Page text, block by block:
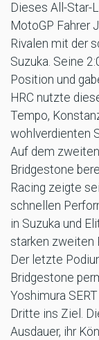
Dieses All-Star-
MotoGP Fahrer
Rivalen mit der
Suzuka. Seine
Position und
HRC nutzte
Tempo,
wohlverdienten
Auf dem
Bridgestone
Racing zeigte
schnellen
in Suzuka und
starken zweiten
Der letzte
Bridgestone
Yoshimura
Dritte ins Ziel.
Ausdauer, ihr